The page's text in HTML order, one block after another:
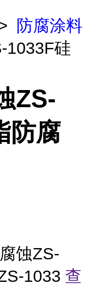
防腐涂料
1033F硅
ZS-
防腐
蚀ZS-
1033 查